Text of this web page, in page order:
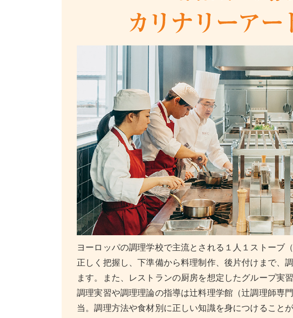
ヨーロッパの調理学校で主流とされる１人１ストーブ
正しく把握し、下準備から料理制作、後片付けまで、
ます。また、レストランの厨房を想定したグループ実習
調理実習や調理理論の指導は辻料理学館（辻調理師専
当。調理方法や食材別に正しい知識を身につけることが